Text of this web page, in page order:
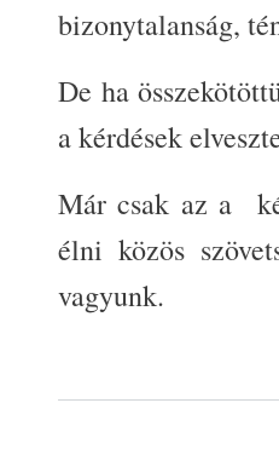
bizonytalanság,
De ha
a kérdések
Már csak az a
élni közös
vagyunk.